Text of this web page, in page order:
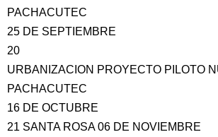
PACHACUTEC
25 DE SEPTIEMBRE
20
URBANIZACION PROYECTO PILOTO
PACHACUTEC
16 DE OCTUBRE
21 SANTA ROSA 06 DE NOVIEMBRE